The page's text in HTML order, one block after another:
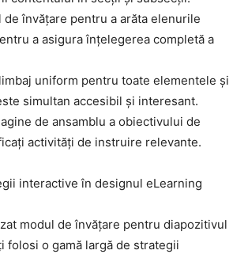
de învățare pentru a arăta elenurile
a asigura înțelegerea completă a
uniform pentru toate elementele și
simultan accesibil și interesant.
de ansamblu a obiectivului de
activități de instruire relevante.
interactive în designul eLearning
modul de învățare pentru diapozitivul
folosi o gamă largă de strategii